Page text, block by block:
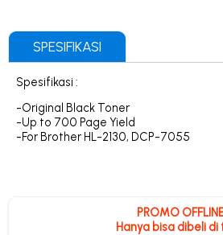
SPESIFIKASI
Spesifikasi :
-Original Black Toner
-Up to 700 Page Yield
-For Brother HL-2130, DCP-7055
PROMO
Hanya bisa dibeli di